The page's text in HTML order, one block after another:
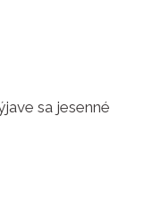
sa jesenné